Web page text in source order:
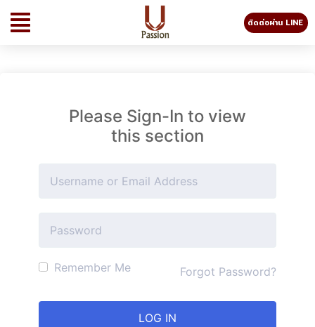
ติดต่อผ่าน LINE
Please Sign-In to view
this section
Remember Me Forgot Password?